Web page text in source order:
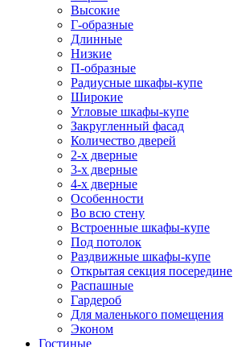
Высокие
Г-образные
Длинные
Низкие
П-образные
Радиусные шкафы-купе
Широкие
Угловые шкафы-купе
Закругленный фасад
Количество дверей
2-х дверные
3-х дверные
4-х дверные
Особенности
Во всю стену
Встроенные шкафы-купе
Под потолок
Раздвижные шкафы-купе
Открытая секция посередине
Распашные
Гардероб
Для маленького помещения
Эконом
Гостиные